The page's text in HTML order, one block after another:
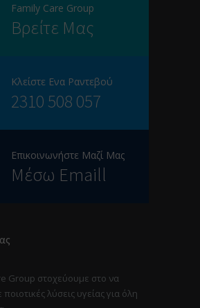
Family Care Group
Βρείτε Μας
Κλείστε Ενα Ραντεβού
2310 508 057
Επικοινωνήστε Μαζί Μας
Μέσω Emaill
Group στοχεύουμε στο να
λύσεις υγείας για όλη